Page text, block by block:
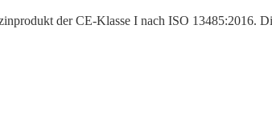
der CE-Klasse I nach ISO 13485:2016.